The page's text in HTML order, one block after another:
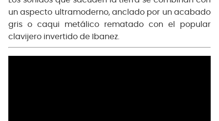
un aspecto ultramoderno, anclado por un acabado
gris o caqui metálico rematado con el popular
clavijero invertido de Ibanez.